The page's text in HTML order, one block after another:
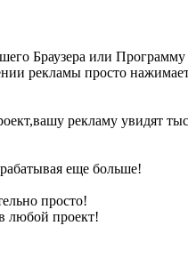
Браузера или
рекламы просто
рекламу увидят
еще больше!
просто!
любой проект!